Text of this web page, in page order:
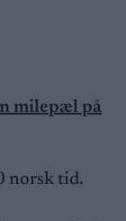
milepæl på
norsk tid.